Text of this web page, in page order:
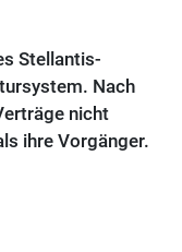
Stellantis-
Nach
nicht
ihre Vorgänger.